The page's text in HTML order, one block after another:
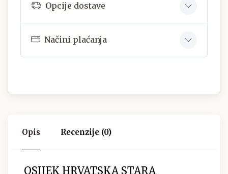
Opcije dostave
Načini plaćanja
Opis Recenzije (0)
OSIJEK HRVATSKA STARA